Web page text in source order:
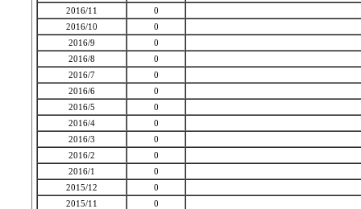
2016/11
0
2016/10
0
2016/9
0
2016/8
0
2016/7
0
2016/6
0
2016/5
0
2016/4
0
2016/3
0
2016/2
0
2016/1
0
2015/12
0
2015/11
0